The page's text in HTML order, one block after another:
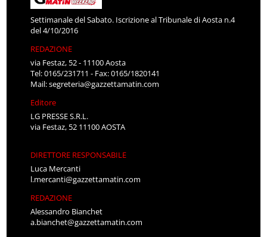
Settimanale del Sabato. Iscrizione al Tribunale di Aosta n.4
del 4/10/2016
REDAZIONE
via Festaz, 52 - 11100 Aosta
Tel: 0165/231711 - Fax: 0165/1820141
Mail:segreteria@gazzettamatin.com
Editore
LG PRESSE S.R.L.
via Festaz, 52 11100 AOSTA
DIRETTORE RESPONSABILE
Luca Mercanti
l.mercanti@gazzettamatin.com
REDAZIONE
Alessandro Bianchet
a.bianchet@gazzettamatin.com